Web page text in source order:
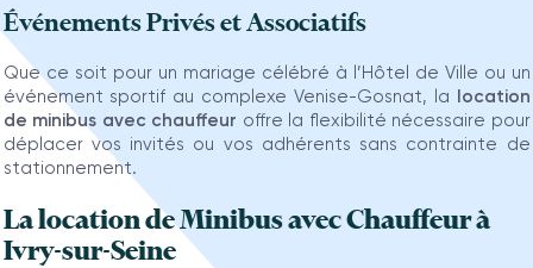
Événements Privés et Associatifs
Que ce soit pour un mariage célébré à l’Hôtel de Ville ou un
événement sportif au complexe Venise-Gosnat, la location
de minibus avec chauffeur offre la flexibilité nécessaire pour
déplacer vos invités ou vos adhérents sans contrainte de
stationnement.
La location de Minibus avec Chauffeur à
Ivry-sur-Seine